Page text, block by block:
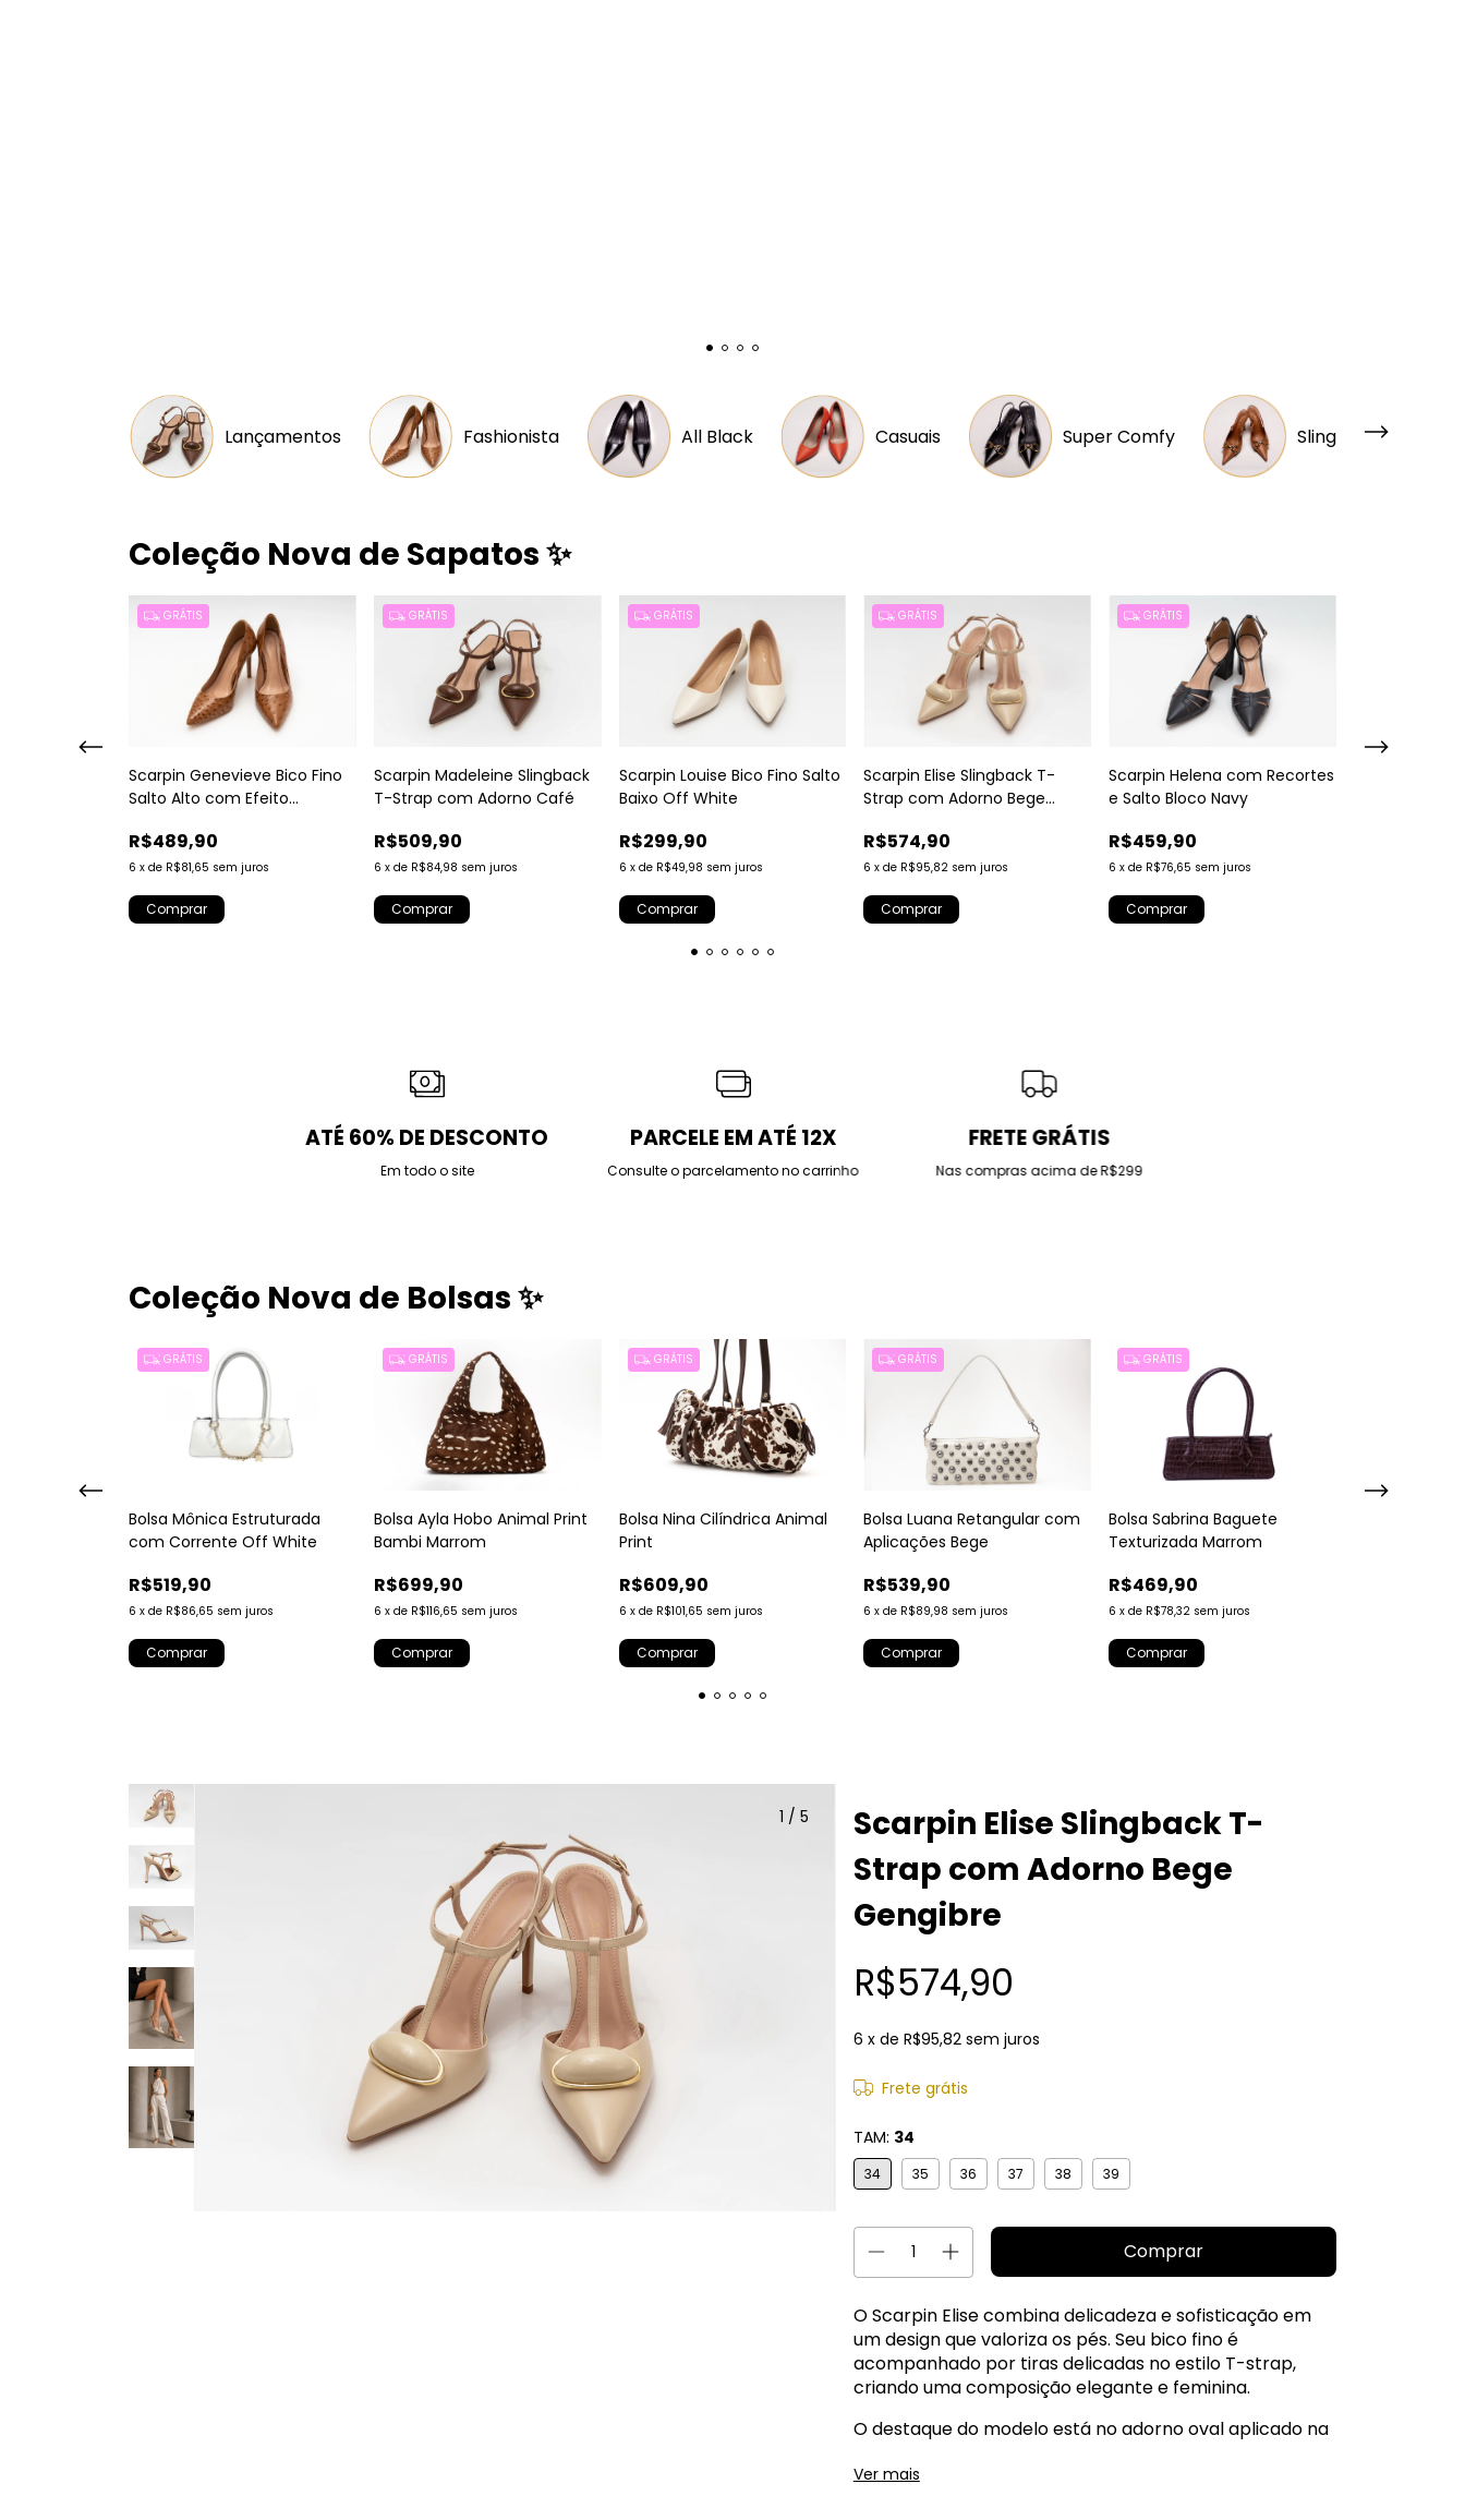
Lançamentos Fashionista All Black Casuais Super Comfy Slingback
Coleção Nova de Sapatos ✨
GRÁTIS
Scarpin Genevieve Bico Fino
Salto Alto com Efeito
R$489,90
6 x de R$81,65 sem juros
Comprar
GRÁTIS
Scarpin Madeleine Slingback
T-Strap com Adorno Café
R$509,90
6 x de R$84,98 sem juros
Comprar
GRÁTIS
Scarpin Louise Bico Fino Salto
Baixo Off White
R$299,90
6 x de R$49,98 sem juros
Comprar
GRÁTIS
Scarpin Elise Slingback T-
Strap com Adorno Bege
R$574,90
6 xde R$95,82 sem juros
Comprar
GRÁTIS
Scarpin Helena com Recortes
e Salto Bloco Navy
R$459,90
6 xde R$76,65 sem juros
Comprar
ATÉ 60% DE DESCONTO
Em todo o site
PARCELE EM ATÉ 12X
Consulte o parcelamento no carrinho
FRETE GRÁTIS
Nas compras acima de R$299
Coleção Nova de Bolsas ✨
GRÁTIS
Bolsa Mônica Estruturada
com Corrente Off White
R$519,90
6 x de R$86,65 sem juros
Comprar
GRÁTIS
Bolsa Ayla Hobo Animal Print
Bambi Marrom
R$699,90
6 x de R$116,65 sem juros
Comprar
GRÁTIS
Bolsa Nina Cilíndrica Animal
Print
R$609,90
6 x de R$101,65 sem juros
Comprar
GRÁTIS
Bolsa Luana Retangular com
Aplicações Bege
R$539,90
6 xde R$89,98 sem juros
Comprar
GRÁTIS
Bolsa Sabrina Baguete
Texturizada Marrom
R$469,90
6 xde R$78,32 sem juros
Comprar
1 / 5
Scarpin Elise Slingback T-
Strap com Adorno Bege
Gengibre
R$574,90
6 x de R$95,82 sem juros
Frete grátis
TAM: 34
34 35 36 37 38 39
O Scarpin Elise combina delicadeza e sofisticação em
um design que valoriza os pés. Seu bico fino é
acompanhado por tiras delicadas no estilo T-strap,
criando uma composição elegante e feminina.
O destaque do modelo está no adorno oval aplicado na
acrescenta brilho e transforma o calçado em uma
Ver mais